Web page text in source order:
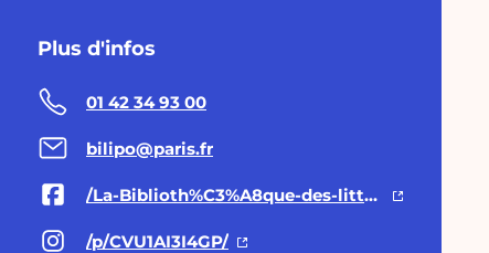
Plus d'infos
01 42 34 93 00
bilipo@paris.fr
/La-Biblioth%C3%A8que-des-litt%C3%A9ratures-polici%C3%A8res-126793127438557/
/p/CVU1AI3I4GP/